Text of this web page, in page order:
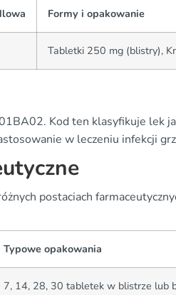
Formy i opakowanie
Tabletki 250 mg (blistry),
Kod ten klasyfikuje lek
w leczeniu infekcji
postaciach
Typowe opakowania
7, 14, 28, 30 tabletek w blistrze lub